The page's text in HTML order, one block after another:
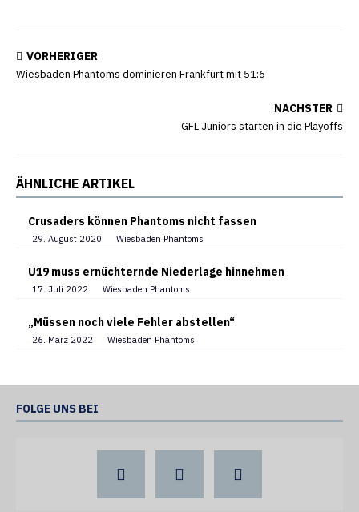
VORHERIGER
Wiesbaden Phantoms dominieren Frankfurt mit 51:6
NÄCHSTER
GFL Juniors starten in die Playoffs
ÄHNLICHE ARTIKEL
Crusaders können Phantoms nicht fassen
29. August 2020 Wiesbaden Phantoms
U19 muss ernüchternde Niederlage hinnehmen
17. Juli 2022 Wiesbaden Phantoms
„Müssen noch viele Fehler abstellen“
26. März 2022 Wiesbaden Phantoms
FOLGE UNS BEI